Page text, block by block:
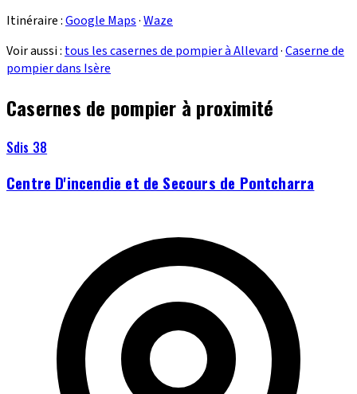
Itinéraire :Google Maps·Waze
Voir aussi : tous les casernes de pompier à Allevard·Caserne de
pompier dans Isère
Casernes de pompier à proximité
Sdis 38
Centre D'incendie et de Secours de Pontcharra